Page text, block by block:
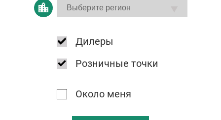
Дилеры
Розничные точки
Около меня